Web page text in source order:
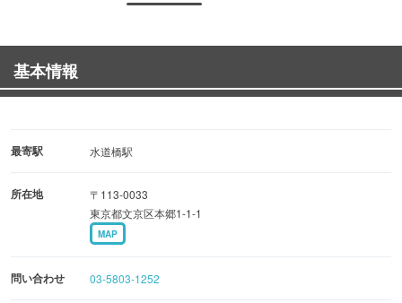
基本情報
最寄駅 水道橋駅
所在地
〒113-0033
東京都文京区本郷1-1-1
MAP
問い合わせ 03-5803-1252